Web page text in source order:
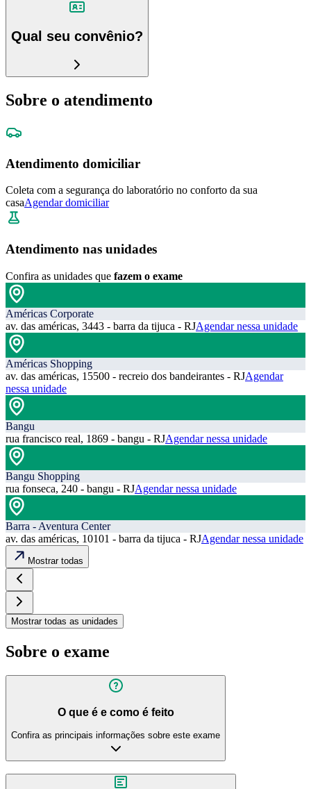
Qual seu convênio?
Sobre o atendimento
Atendimento domiciliar
Coleta com a segurança do laboratório no conforto da sua
casaAgendar domiciliar
Atendimento nas unidades
Confira as unidades que fazem o exame
Américas Corporate
av. das américas, 3443 - barra da tijuca - RJAgendar nessa unidade
Américas Shopping
av. das américas, 15500 - recreio dos bandeirantes - RJAgendar
nessa unidade
Bangu
rua francisco real, 1869 - bangu - RJAgendar nessa unidade
Bangu Shopping
rua fonseca, 240 - bangu - RJAgendar nessa unidade
Barra - Aventura Center
av. das américas, 10101 - barra da tijuca - RJAgendar nessa unidade
Mostrar todas
Mostrar todas as unidades
Sobre o exame
O que é e como é feito
Confira as principais informações sobre este exame